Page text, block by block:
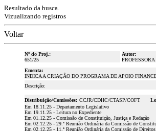
Resultado da busca.
Vizualizando registros
Voltar
Nº do Proj.:
651/25
Autor:
Ementa:
INDICA A CRIAÇÃO DO PROGRAMA DE APOIO
Descrição:
Distribuição/Comissões: CCJR/CDHC/CTASP/COFT
Em 18.11.25 - Departamento Legislativo
Em 19.11.25 - Leitura no Expediente
Em 01.12.25 - Comissão de Constituição, Justiça e Redação
Em 02.12.25 - 29.ª Reunião Ordinária da Comissão de
Em 02.12.25 - 11.ª Reunião Ordinária da Comissão de